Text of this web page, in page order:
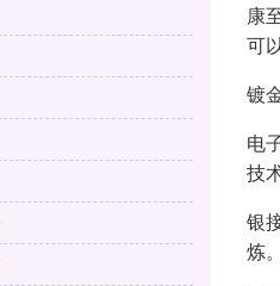
康
可
镀
电
技
银
炼